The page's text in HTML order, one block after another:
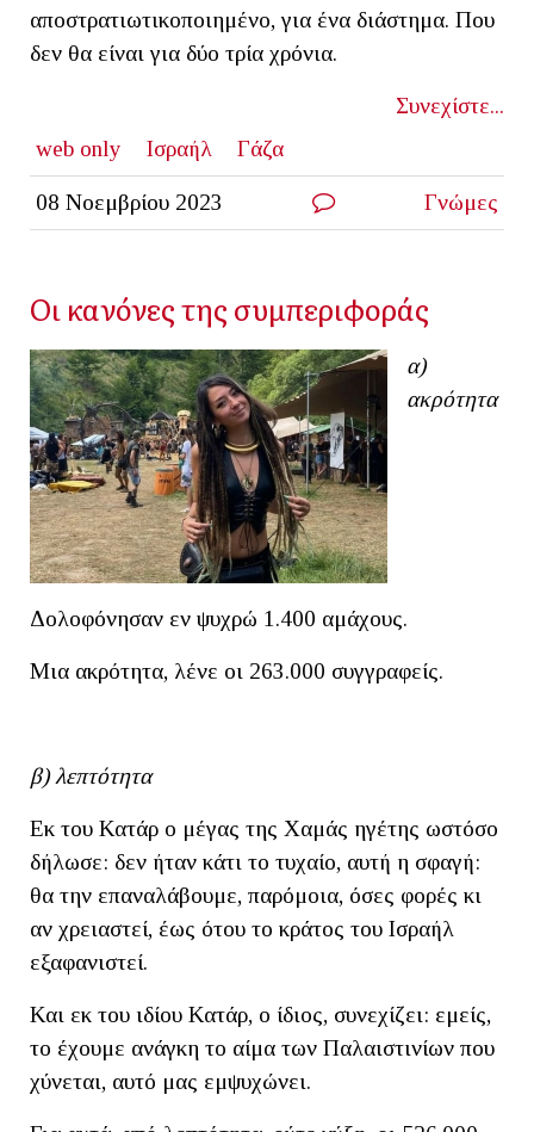
αποστρατιωτικοποιημένο, για ένα διάστημα. Που
δεν θα είναι για δύο τρία χρόνια.
Συνεχίστε...
web only
Ισραήλ Γάζα
08 Νοεμβρίου 2023 Γνώμες
Οι κανόνες της συμπεριφοράς
α)
ακρότητα
Δολοφόνησαν εν ψυχρώ 1.400 αμάχους.
Μια ακρότητα, λένε οι 263.000 συγγραφείς.
β) λεπτότητα
Εκ του Κατάρ ο μέγας της Χαμάς ηγέτης ωστόσο
δήλωσε: δεν ήταν κάτι το τυχαίο, αυτή η σφαγή:
θα την επαναλάβουμε, παρόμοια, όσες φορές κι
αν χρειαστεί, έως ότου το κράτος του Ισραήλ
εξαφανιστεί.
Και εκ του ιδίου Κατάρ, ο ίδιος, συνεχίζει: εμείς,
το έχουμε ανάγκη το αίμα των Παλαιστινίων που
χύνεται, αυτό μας εμψυχώνει.